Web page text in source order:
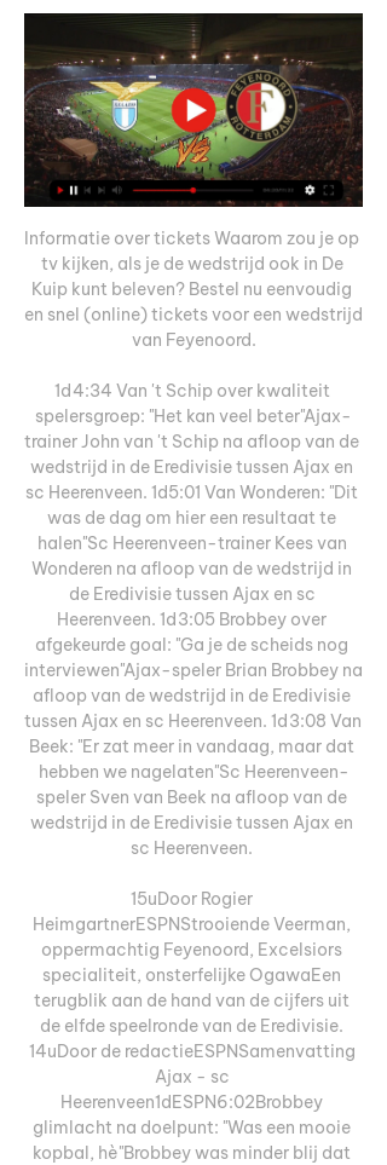
Informatie over tickets Waarom zou je op
tv kijken, als je de wedstrijd ook in De
Kuip kunt beleven? Bestel nu eenvoudig
en snel (online) tickets voor een wedstrijd
van Feyenoord.
1d4:34 Van 't Schip over kwaliteit
spelersgroep: "Het kan veel beter"Ajax-
trainer John van 't Schip na afloop van de
wedstrijd in de Eredivisie tussen Ajax en
sc Heerenveen. 1d5:01 Van Wonderen: "Dit
was de dag om hier een resultaat te
halen"Sc Heerenveen-trainer Kees van
Wonderen na afloop van de wedstrijd in
de Eredivisie tussen Ajax en sc
Heerenveen. 1d3:05 Brobbey over
afgekeurde goal: "Ga je de scheids nog
interviewen"Ajax-speler Brian Brobbey na
afloop van de wedstrijd in de Eredivisie
tussen Ajax en sc Heerenveen. 1d3:08 Van
Beek: "Er zat meer in vandaag, maar dat
hebben we nagelaten"Sc Heerenveen-
speler Sven van Beek na afloop van de
wedstrijd in de Eredivisie tussen Ajax en
sc Heerenveen.
15uDoor Rogier
HeimgartnerESPNStrooiende Veerman,
oppermachtig Feyenoord, Excelsiors
specialiteit, onsterfelijke OgawaEen
terugblik aan de hand van de cijfers uit
de elfde speelronde van de Eredivisie.
14uDoor de redactieESPNSamenvatting
Ajax - sc
Heerenveen1dESPN6:02Brobbey
glimlacht na doelpunt: "Was een mooie
kopbal, hè"Brobbey was minder blij dat